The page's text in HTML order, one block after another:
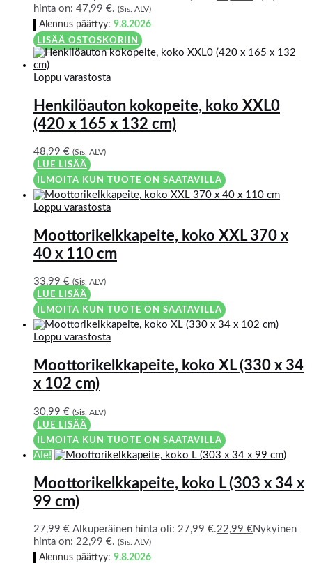
hinta on: 47,99 €. (Sis. ALV)
Alennus päättyy: 9.8.2026
LISÄÄ OSTOSKORIIN
Loppu varastosta
Henkilöauton kokopeite, koko XXL0
(420 x 165 x 132 cm)
48,99 € (Sis. ALV)
LUE LISÄÄ
ILMOITA KUN TUOTE ON SAATAVILLA
Loppu varastosta
Moottorikelkkapeite, koko XXL 370 x
40 x 110 cm
33,99 € (Sis. ALV)
LUE LISÄÄ
ILMOITA KUN TUOTE ON SAATAVILLA
Loppu varastosta
Moottorikelkkapeite, koko XL (330 x 34
x 102 cm)
30,99 € (Sis. ALV)
LUE LISÄÄ
ILMOITA KUN TUOTE ON SAATAVILLA
Ale!
Moottorikelkkapeite, koko L (303 x 34 x
99 cm)
27,99€ Alkuperäinen hinta oli: 27,99 €.22,99 €Nykyinen
hinta on: 22,99 €. (Sis. ALV)
Alennus päättyy: 9.8.2026